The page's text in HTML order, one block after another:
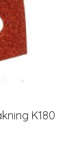
K180